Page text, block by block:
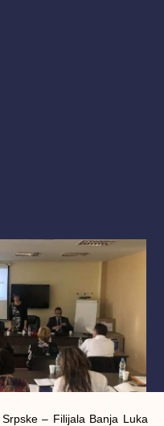
– Filijala Banja Luka